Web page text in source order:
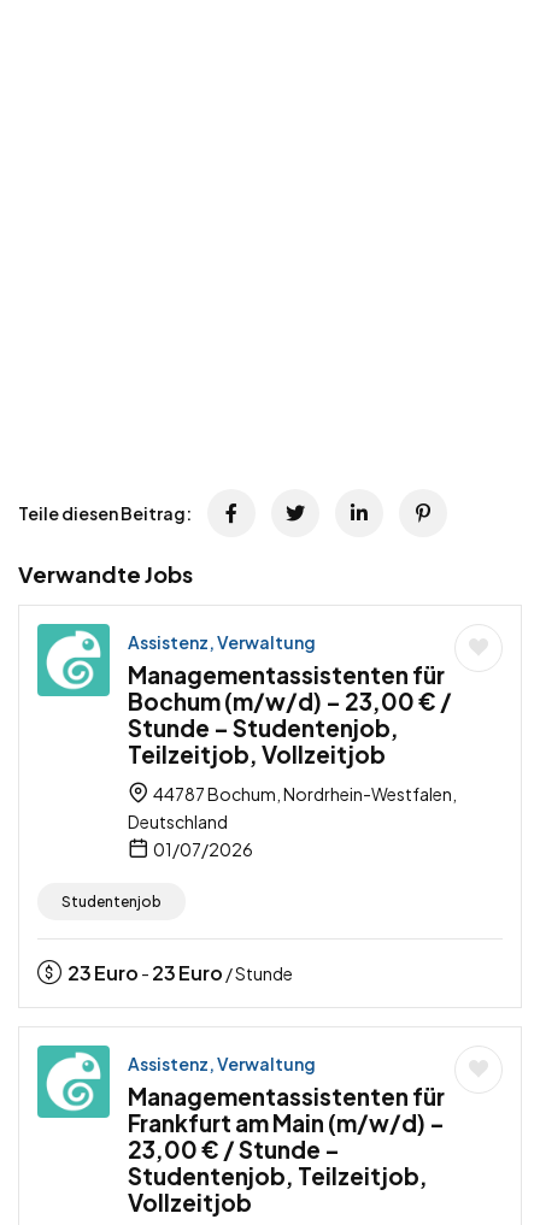
Teile diesen Beitrag:
Verwandte Jobs
Assistenz, Verwaltung
Managementassistenten für
Bochum (m/w/d) – 23,00 € /
Stunde – Studentenjob,
Teilzeitjob, Vollzeitjob
44787 Bochum, Nordrhein-Westfalen,
Deutschland
01/07/2026
Studentenjob
23Euro - 23Euro / Stunde
Assistenz, Verwaltung
Managementassistenten für
Frankfurt am Main (m/w/d) –
23,00 € / Stunde –
Studentenjob, Teilzeitjob,
Vollzeitjob